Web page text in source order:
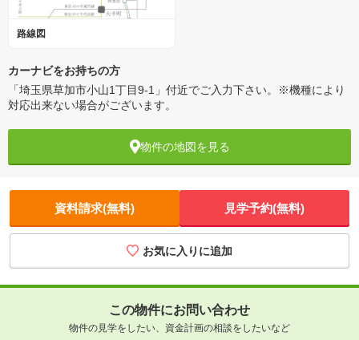
路線図
カーナビをお持ちの方
「埼玉県草加市小山1丁目9-1」付近でご入力下さい。※機種により
対応出来ない場合がございます。
物件の地図を見る
資料請求(無料) 見学予約(無料)
お気に入りに追加
この物件にお問い合わせ
物件の見学をしたい、資金計画の相談をしたいなど